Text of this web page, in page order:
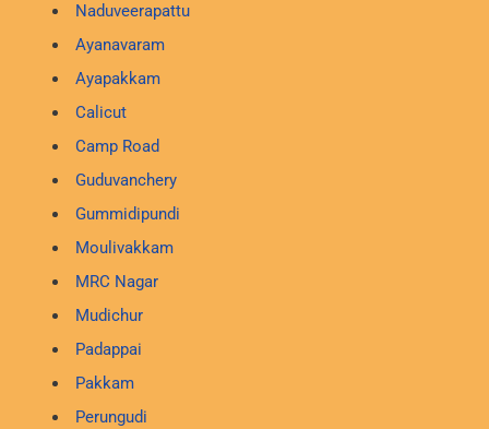
Naduveerapattu
Ayanavaram
Ayapakkam
Calicut
Camp Road
Guduvanchery
Gummidipundi
Moulivakkam
MRC Nagar
Mudichur
Padappai
Pakkam
Perungudi